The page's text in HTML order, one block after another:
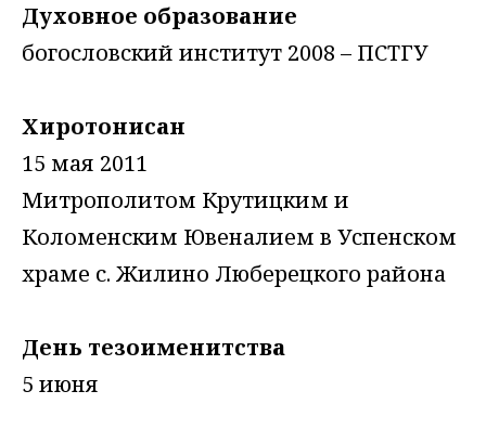
Духовное образование
богословский институт 2008 – ПСТГУ
Хиротонисан
15 мая 2011
Митрополитом Крутицким и
Коломенским Ювеналием в Успенском
храме с. Жилино Люберецкого района
День тезоименитства
5 июня